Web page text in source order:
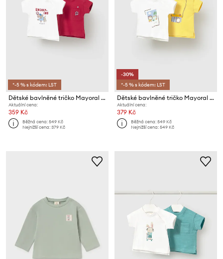
*-5 % s kódem: LST
Dětské bavlněné tričko Mayoral Newborn 2-pack
Aktuální cena:
359 Kč
Běžná cena:549 Kč
Nejnižší cena:379 Kč
-30%
*-5 % s kódem: LST
Dětské bavlněné tričko Mayoral Newborn 2-pack
Aktuální cena:
379 Kč
Běžná cena:549 Kč
Nejnižší cena:549 Kč